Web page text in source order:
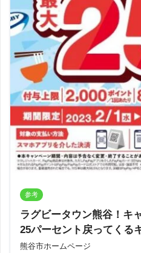
参考
ラグビータウン熊谷！キ
25パーセント戻ってくる
熊谷市ホームページ